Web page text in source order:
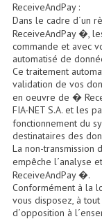
ReceiveAndPay :
Dans le cadre d´un
ReceiveAndPay �,
commande et avec
automatisé de
Ce traitement
validation de vos
en oeuvre de �
FIA-NET S.A. et les
fonctionnement du
destinataires des
La non-transmission
empêche l´analyse
ReceiveAndPay �.
Conformément à la
vous disposez, à
d´opposition à